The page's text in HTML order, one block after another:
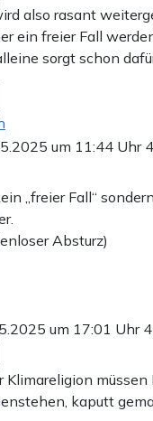
also rasant
ein freier Fall
sorgt schon
um 11:44 Uhr
„freier Fall“
Absturz)
um 17:01 Uhr
Klimareligion müssen
kaputt